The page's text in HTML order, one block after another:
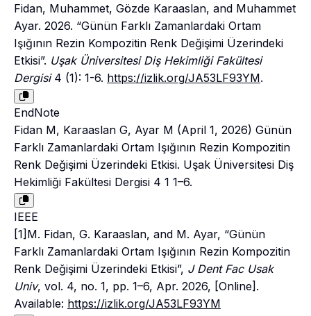
Fidan, Muhammet, Gözde Karaaslan, and Muhammet
Ayar. 2026. “Günün Farklı Zamanlardaki Ortam
Işığının Rezin Kompozitin Renk Değişimi Üzerindeki
Etkisi”. Uşak Üniversitesi Diş Hekimliği Fakültesi
Dergisi4 (1): 1-6. https://izlik.org/JA53LF93YM.
EndNote
Fidan M, Karaaslan G, Ayar M (April 1, 2026) Günün
Farklı Zamanlardaki Ortam Işığının Rezin Kompozitin
Renk Değişimi Üzerindeki Etkisi. Uşak Üniversitesi Diş
Hekimliği Fakültesi Dergisi 4 1 1–6.
IEEE
[1]M. Fidan, G. Karaaslan, and M. Ayar, “Günün
Farklı Zamanlardaki Ortam Işığının Rezin Kompozitin
Renk Değişimi Üzerindeki Etkisi”, J Dent Fac Usak
Univ, vol. 4, no. 1, pp. 1–6, Apr. 2026, [Online].
Available: https://izlik.org/JA53LF93YM